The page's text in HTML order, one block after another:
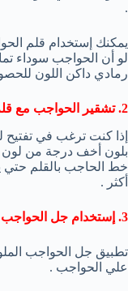
.
يمكنك إستخدام قلم
لو أن الحواجب سوداء
رمادي داكن اللون
2. تشقير الحواجب مع قلم رصاص خفيف :
إذا كنت ترغب في
بلون أخف درجة من
خط الحاجب بالقلم حتي
أكثر .
3. إستخدام جل الحواجب :
تطبيق جل الحواجب
علي الحواجب .